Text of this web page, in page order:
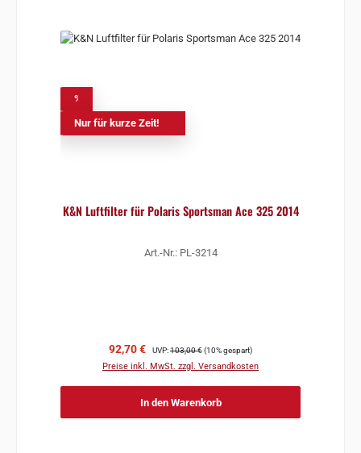
Nur für kurze Zeit!
K&N Luftfilter für Polaris Sportsman Ace 325 2014
Art.-Nr.: PL-3214
Verkaufspreis:
92,70 € Regulärer Preis:
UVP:103,00 €(10% gespart)
Preise inkl. MwSt. zzgl. Versandkosten
In den Warenkorb